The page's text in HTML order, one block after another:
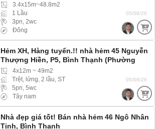
3.4x15m~48.8m2
1 Lầu
3pn, 2wc
Đông
05/08/26
Hẻm XH, Hàng tuyển.!! nhà hẻm 45 Nguyễn
Thượng Hiền, P5, Bình Thạnh (Phường
Bình Lợi Trung) hẻm rộng xe hơi 4 chỗ vào
tới nhà
4x12m ~ 49m2
Trệt, lửng, 2 lầu, ST
5pn, 5wc
Tây nam
05/08/26
Nhà đẹp giá tốt! Bán nhà hẻm 46 Ngô Nhân
Tịnh, Bình Thạnh